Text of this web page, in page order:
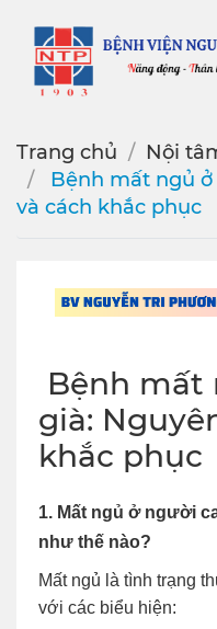
Trang chủ
Nội
Bệnh mất ngủ
và cách khắc phục
Bệnh
già:
khắc phục
1. Mất ngủ ở người
như thế nào?
Mất ngủ là tình trạng
với các biểu hiện: